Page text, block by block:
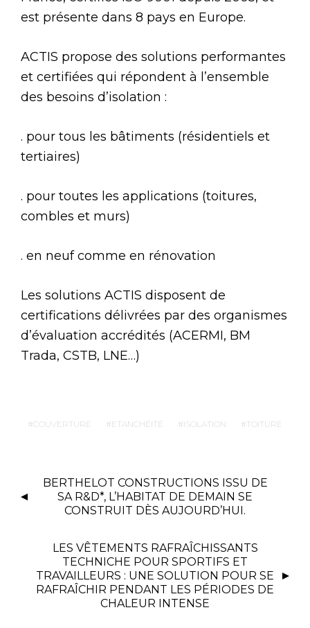
est présente dans 8 pays en Europe.
ACTIS propose des solutions performantes
et certifiées qui répondent à l’ensemble
des besoins d’isolation :
. pour tous les bâtiments (résidentiels et
tertiaires)
. pour toutes les applications (toitures,
combles et murs)
. en neuf comme en rénovation
Les solutions ACTIS disposent de
certifications délivrées par des organismes
d’évaluation accrédités (ACERMI, BM
Trada, CSTB, LNE…)
COUVERTURE ETANCHÉITÉ ISOLATION TOITURE
BERTHELOT CONSTRUCTIONS ISSU DE
SA R&D*, L’HABITAT DE DEMAIN SE
CONSTRUIT DÈS AUJOURD’HUI.
LES VÊTEMENTS RAFRAÎCHISSANTS
TECHNICHE POUR SPORTIFS ET
TRAVAILLEURS : UNE SOLUTION POUR SE
RAFRAÎCHIR PENDANT LES PÉRIODES DE
CHALEUR INTENSE